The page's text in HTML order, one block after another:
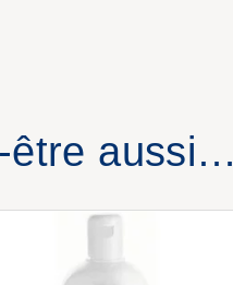
être aussi…